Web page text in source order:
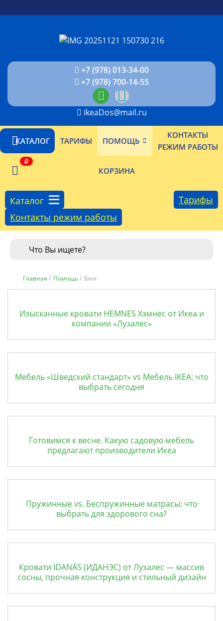
+7 (978) 013-34-00
+7 (978) 700-14-55
ikeaDos@mail.ru
КАТАЛОГ ТАРИФЫ ПОМОЩЬ
КОНТАКТЫ
РЕЖИМ РАБОТЫ
КОРЗИНА
0
Каталог
Тарифы
Контакты режим работы
Главная / Помощь/ Блог
Изысканные кровати HEMNES Хэмнес от Икеа и
компании «Лузалес»
Мебель «Шведский стандарт» vs Мебель IKEA: что
выбрать сегодня
Готовимся к весне. Какую садовую мебель
предлагают производители Икеа
Пружинные vs. Беспружинные матрасы: что
выбрать для здорового сна?
Кровати IDANÄS (ИДАНЭС) от Лузалес — массив
сосны, прочная конструкция и стильный дизайн